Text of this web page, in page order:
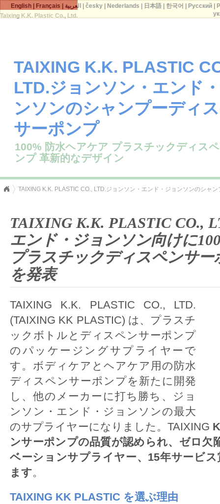
Taixing K.K. Plastic Co., Ltd.
TAIXING K.K. PLASTIC
LTD.ジョンソン・エンド
ンソンのシャンプーディ
サーポンプ
100% 防水ヘアケア プラスチックディス
ンプ 革新的なデザイン
TAIXING K.K. PLASTIC CO., LTD.ジョンソン・エンド・ジョンソンのシャ
TAIXING K.K. PLASTIC CO.,
エンド・ジョンソン向けに
プラスチックディスペンサ
を発表
TAIXING K.K. PLASTIC CO., LTD.
(TAIXING KK PLASTIC) は、プラスチ
ックボトルとディスペンサーポンプ
のパッケージングサプライヤーで
す。ボディケアとヘアケア用の防水
ディスペンサーポンプを新たに開発
し、他のメーカーに打ち勝ち、ジョ
ンソン・エンド・ジョンソンの最大
のサプライヤーになりました。TAIXING
ンサーポンプの品質が認められ、ゼロ欠
ベーションサプライヤー、15年サービ
ます。
TAIXING KK PLASTIC を選ぶ理由
English Français العربية |česky Nederlands 日本語 한국어 Русский